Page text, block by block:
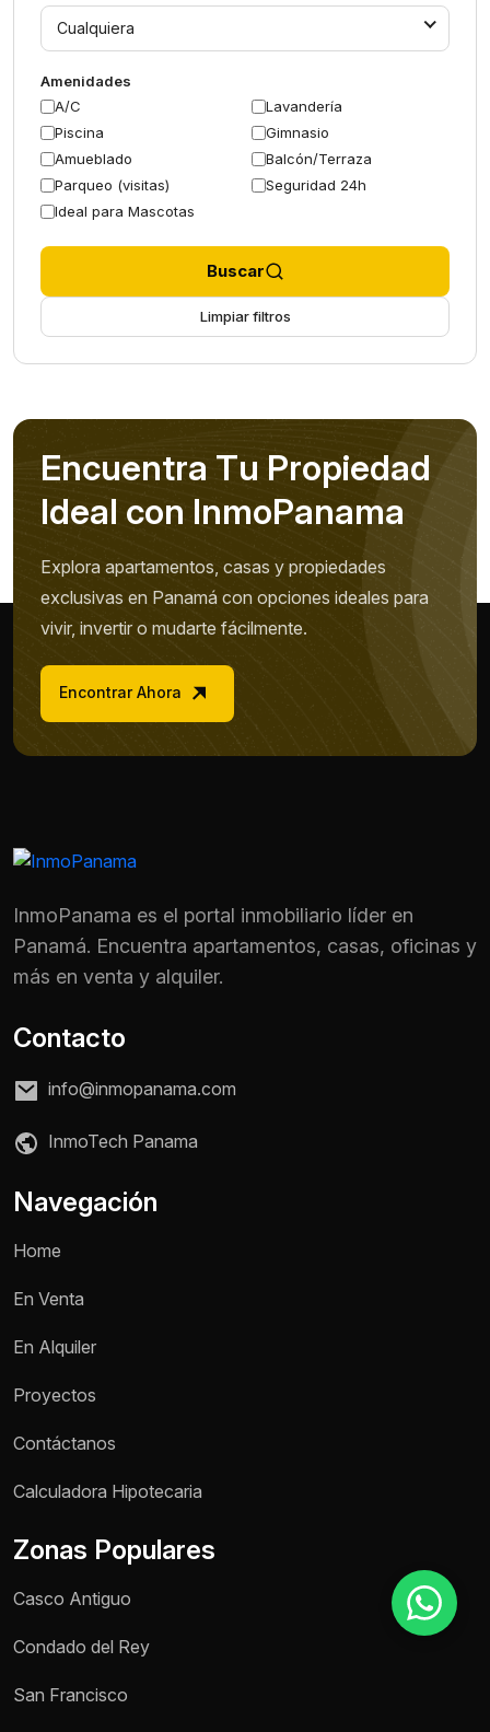
Cualquiera
Amenidades
A/C
Lavandería
Piscina
Gimnasio
Amueblado
Balcón/Terraza
Parqueo (visitas)
Seguridad 24h
Ideal para Mascotas
Buscar
Limpiar filtros
Encuentra Tu Propiedad
Ideal con InmoPanama
Explora apartamentos, casas y propiedades
exclusivas en Panamá con opciones ideales para
vivir, invertir o mudarte fácilmente.
Encontrar Ahora
InmoPanama es el portal inmobiliario líder en
Panamá. Encuentra apartamentos, casas, oficinas y
más en venta y alquiler.
Contacto
info@inmopanama.com
InmoTech Panama
Navegación
Home
En Venta
En Alquiler
Proyectos
Contáctanos
Calculadora Hipotecaria
Zonas Populares
Casco Antiguo
Condado del Rey
San Francisco